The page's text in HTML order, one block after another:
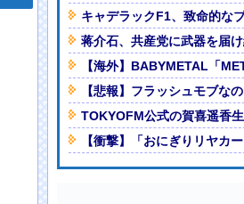
！！【GIF動画あり】 NEW!
しいｗｗｗｗｗｗｗｗｗｗｗｗ NEW!
降板ドミノ 被害者があえて〝最強〟労
』に勃起する奴wwww NEW!
キャデラックF1、致命的な
蒋介石、共産党に武器を届
【海外】BABYMETAL「
【悲報】フラッシュモブな
TOKYOFM公式の賀喜遥香
【衝撃】「おにぎりリヤカ